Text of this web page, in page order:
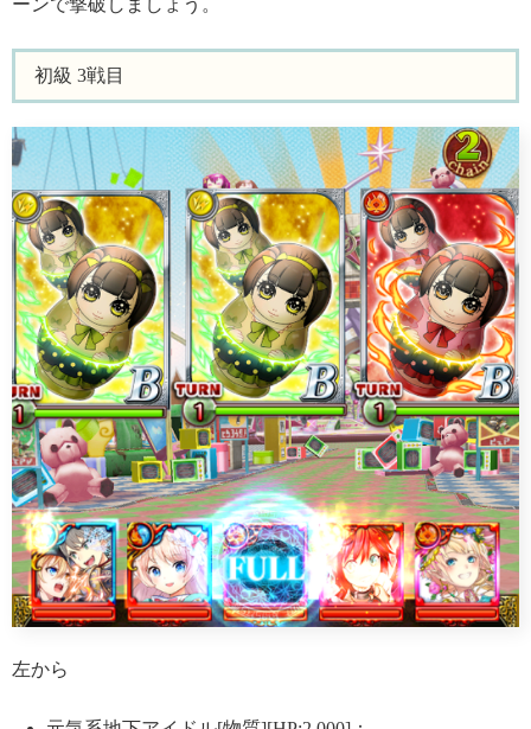
ーンで撃破しましょう。
初級 3戦目
左から